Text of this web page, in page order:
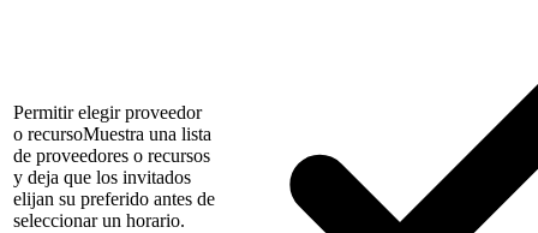
Permitir elegir proveedor
o recursoMuestra una lista
de proveedores o recursos
y deja que los invitados
elijan su preferido antes de
seleccionar un horario.